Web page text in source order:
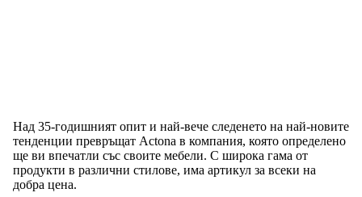
Над 35-годишният опит и най-вече следенето на най-новите
тенденции превръщат Actona в компания, която определено
ще ви впечатли със своите мебели. С широка гама от
продукти в различни стилове, има артикул за всеки на
добра цена.